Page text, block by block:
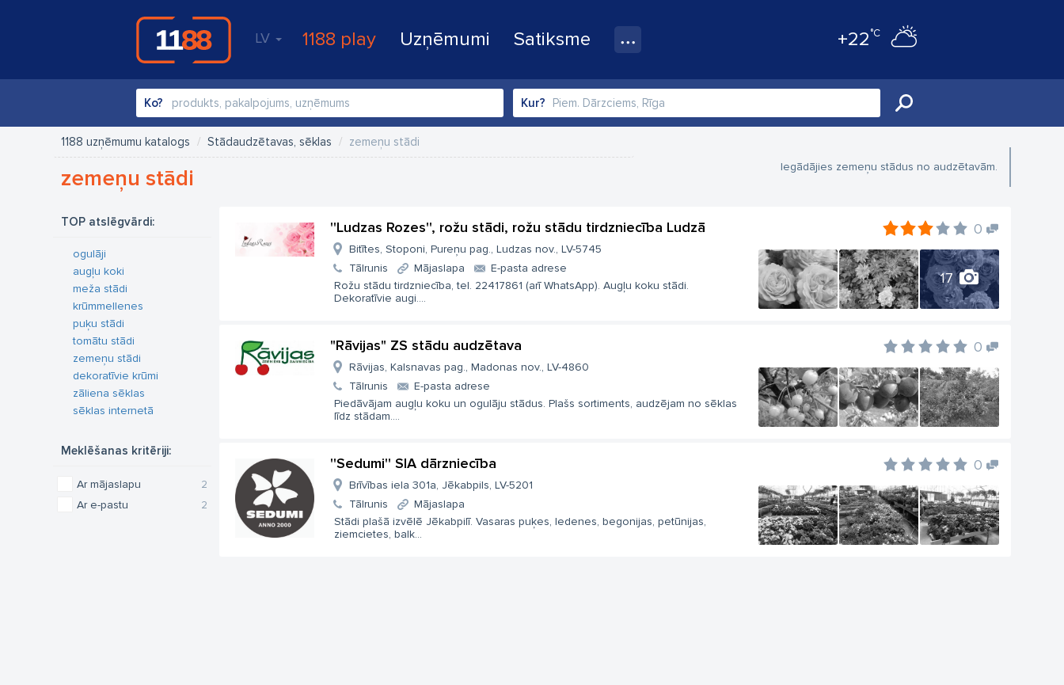
LV 1188 play Uzņēmumi Satiksme +22°C
Ko? Kur?
1188 uzņēmumu katalogs Stādaudzētavas, sēklas zemeņu stādi
zemeņu stādi Iegādājies zemeņu stādus no audzētavām.
TOP atslēgvārdi:
ogulāji
augļu koki
meža stādi
krūmmellenes
puķu stādi
tomātu stādi
zemeņu stādi
dekoratīvie krūmi
zāliena sēklas
sēklas internetā
Meklēšanas kritēriji:
2
Ar mājaslapu
2
Ar e-pastu
''Ludzas Rozes'', rožu stādi, rožu stādu tirdzniecība Ludzā 0
17
Bitītes, Stoponi, Pureņu pag., Ludzas nov., LV-5745
Tālrunis
Mājaslapa
E-pasta adrese
Rožu stādu tirdzniecība, tel. 22417861 (arī WhatsApp). Augļu koku stādi.
Dekoratīvie augi....
"Rāvijas" ZS stādu audzētava 0
Rāvijas, Kalsnavas pag., Madonas nov., LV-4860
Tālrunis
E-pasta adrese
Piedāvājam augļu koku un ogulāju stādus. Plašs sortiments, audzējam no sēklas
līdz stādam....
''Sedumi'' SIA dārzniecība 0
Brīvības iela 301a, Jēkabpils, LV-5201
Tālrunis
Mājaslapa
Stādi plašā izvēlē Jēkabpilī. Vasaras puķes, ledenes, begonijas, petūnijas,
ziemcietes, balk...